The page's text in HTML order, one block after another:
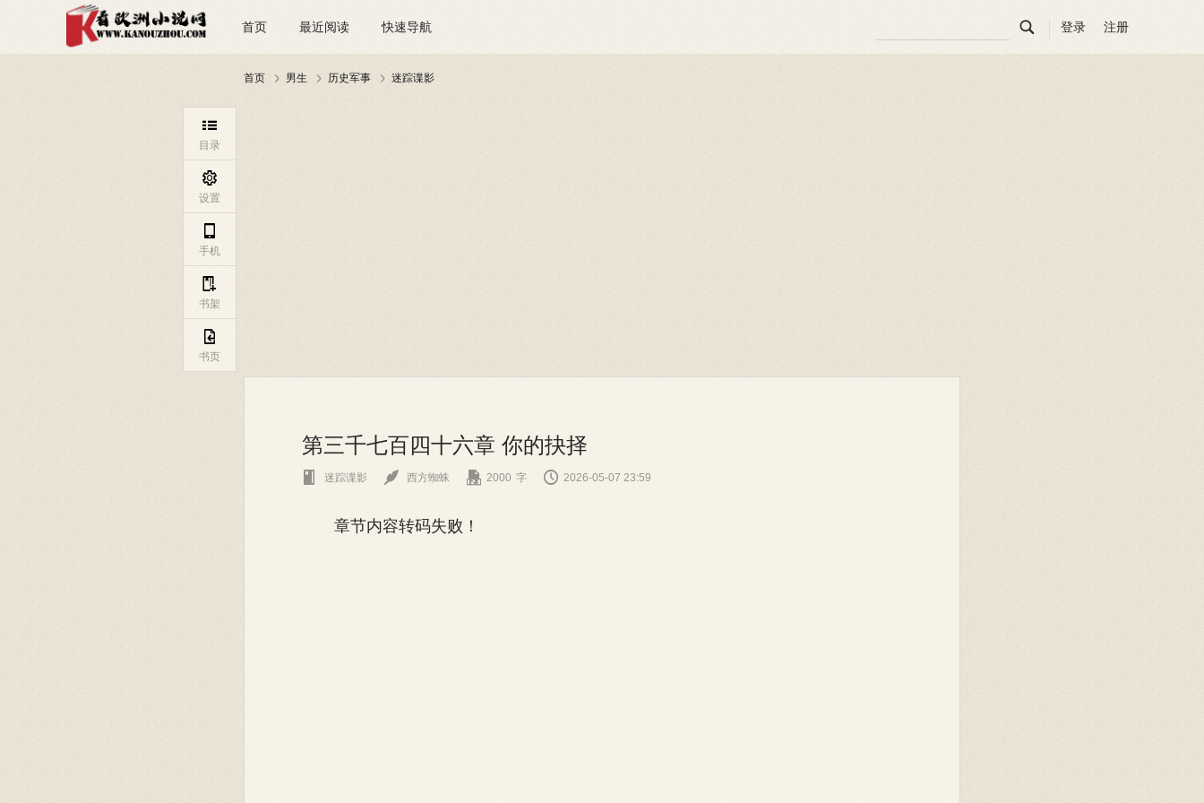
首页 最近阅读 快速导航  登录 注册
首页  男生  历史军事  迷踪谍影
第三千七百四十六章 你的抉择
 迷踪谍影  西方蜘蛛  2000 字  2026-05-07 23:59
章节内容转码失败！

目录

设置
手机

书架

书页